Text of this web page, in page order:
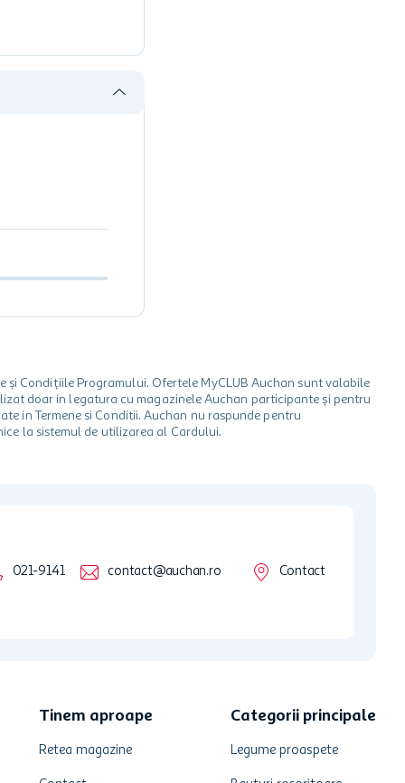
și Condițiile Programului. Ofertele MyCLUB Auchan sunt valabile
doar in legatura cu magazinele Auchan participante și pentru
in Termene si Conditii. Auchan nu raspunde pentru
la sistemul de utilizarea al Cardului.
021-9141 contact@auchan.ro Contact
Tinem aproape
Retea magazine
Categorii principale
Legume proaspete